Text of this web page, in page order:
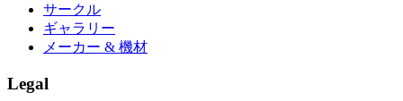
サークル
ギャラリー
メーカー & 機材
Legal